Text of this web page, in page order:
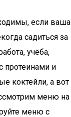
если ваша
садиться за
учёба,
протеинами и
коктейли, а вот
меню на
меню с